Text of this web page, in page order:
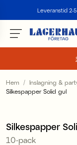
Leveranstid 2-
Välj
Hem Inslagning &
Silkespapper Solid gul
Silkespapper
10-pack